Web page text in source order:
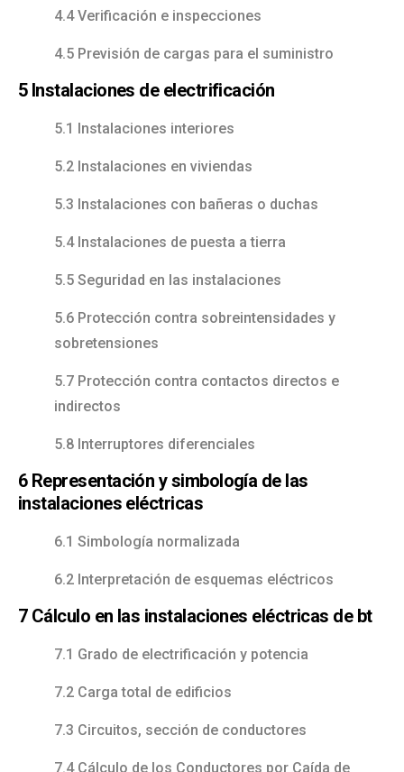
4.4 Verificación e inspecciones
4.5 Previsión de cargas para el suministro
5 Instalaciones de electrificación
5.1 Instalaciones interiores
5.2 Instalaciones en viviendas
5.3 Instalaciones con bañeras o duchas
5.4 Instalaciones de puesta a tierra
5.5 Seguridad en las instalaciones
5.6 Protección contra sobreintensidades y
sobretensiones
5.7 Protección contra contactos directos e
indirectos
5.8 Interruptores diferenciales
6 Representación y simbología de las
instalaciones eléctricas
6.1 Simbología normalizada
6.2 Interpretación de esquemas eléctricos
7 Cálculo en las instalaciones eléctricas de bt
7.1 Grado de electrificación y potencia
7.2 Carga total de edificios
7.3 Circuitos, sección de conductores
7.4 Cálculo de los Conductores por Caída de